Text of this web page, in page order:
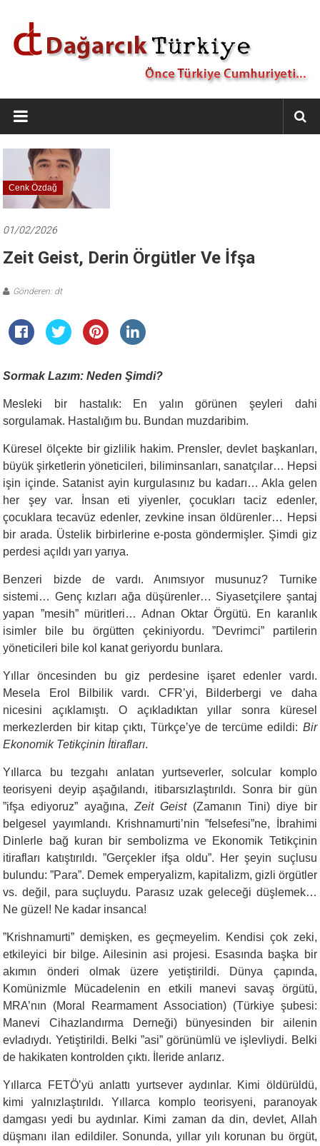
Dağarcık
Türkiye
Önce
Türkiye
Cumhuriyeti…
Cenk Özdağ
01/02/2026
Zeit Geist, Derin Örgütler Ve İfşa
Gönderen: dt
Sormak Lazım: Neden Şimdi?
Mesleki bir hastalık: En yalın görünen şeyleri dahi
sorgulamak. Hastalığım bu. Bundan muzdaribim.
Küresel ölçekte bir gizlilik hakim. Prensler, devlet başkanları,
büyük şirketlerin yöneticileri, biliminsanları, sanatçılar… Hepsi
işin içinde. Satanist ayin kurgulasınız bu kadarı… Akla gelen
her şey var. İnsan eti yiyenler, çocukları taciz edenler,
çocuklara tecavüz edenler, zevkine insan öldürenler… Hepsi
bir arada. Üstelik birbirlerine e-posta göndermişler. Şimdi giz
perdesi açıldı yarı yarıya.
Benzeri bizde de vardı. Anımsıyor musunuz? Turnike
sistemi… Genç kızları ağa düşürenler… Siyasetçilere şantaj
yapan ”mesih” müritleri… Adnan Oktar Örgütü. En karanlık
isimler bile bu örgütten çekiniyordu. ”Devrimci” partilerin
yöneticileri bile kol kanat geriyordu bunlara.
Yıllar öncesinden bu giz perdesine işaret edenler vardı.
Mesela Erol Bilbilik vardı. CFR’yi, Bilderbergi ve daha
nicesini açıklamıştı. O açıkladıktan yıllar sonra küresel
merkezlerden bir kitap çıktı, Türkçe’ye de tercüme edildi: Bir
Ekonomik Tetikçinin İtirafları.
Yıllarca bu tezgahı anlatan yurtseverler, solcular komplo
teorisyeni deyip aşağılandı, itibarsızlaştırıldı. Sonra bir gün
”ifşa ediyoruz” ayağına,Zeit Geist(Zamanın Tini) diye bir
belgesel yayımlandı. Krishnamurti’nin ”felsefesi”ne, İbrahimi
Dinlerle bağ kuran bir sembolizma ve Ekonomik Tetikçinin
itirafları katıştırıldı. ”Gerçekler ifşa oldu”. Her şeyin suçlusu
bulundu: ”Para”. Demek emperyalizm, kapitalizm, gizli örgütler
vs. değil, para suçluydu. Parasız uzak geleceği düşlemek…
Ne güzel! Ne kadar insanca!
”Krishnamurti” demişken, es geçmeyelim. Kendisi çok zeki,
etkileyici bir bilge. Ailesinin asi projesi. Esasında başka bir
akımın önderi olmak üzere yetiştirildi. Dünya çapında,
Komünizmle Mücadelenin en etkili manevi savaş örgütü,
MRA’nın (Moral Rearmament Association) (Türkiye şubesi:
Manevi Cihazlandırma Derneği) bünyesinden bir ailenin
evladıydı. Yetiştirildi. Belki ”asi” görünümlü ve işlevliydi. Belki
de hakikaten kontrolden çıktı. İleride anlarız.
Yıllarca FETÖ’yü anlattı yurtsever aydınlar. Kimi öldürüldü,
kimi yalnızlaştırıldı. Yıllarca komplo teorisyeni, paranoyak
damgası yedi bu aydınlar. Kimi zaman da din, devlet, Allah
düşmanı ilan edildiler. Sonunda, yıllar yılı korunan bu örgüt,